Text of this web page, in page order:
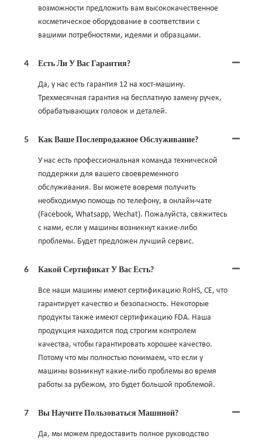
возможности предложить вам высококачественное
косметическое оборудование в соответствии с
вашими потребностями, идеями и образцами.
4 Есть Ли У Вас Гарантия?
Да, у нас есть гарантия 12 на хост-машину.
Трехмесячная гарантия на бесплатную замену ручек,
обрабатывающих головок и деталей.
5 Как Ваше Послепродажное Обслуживание?
У нас есть профессиональная команда технической
поддержки для вашего своевременного
обслуживания. Вы можете вовремя получить
необходимую помощь по телефону, в онлайн-чате
(Facebook, Whatsapp, Wechat). Пожалуйста, свяжитесь
с нами, если у машины возникнут какие-либо
проблемы. Будет предложен лучший сервис.
6 Какой Сертификат У Вас Есть?
Все наши машины имеют сертификацию RoHS, CE, что
гарантирует качество и безопасность. Некоторые
продукты также имеют сертификацию FDA. Наша
продукция находится под строгим контролем
качества, чтобы гарантировать хорошее качество.
Потому что мы полностью понимаем, что если у
машины возникнут какие-либо проблемы во время
работы за рубежом, это будет большой проблемой.
7 Вы Научите Пользоваться Машиной?
Да, мы можем предоставить полное руководство